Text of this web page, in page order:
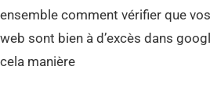
ensemble comment vérifier que
web sont bien à d’excès dans
cela manière